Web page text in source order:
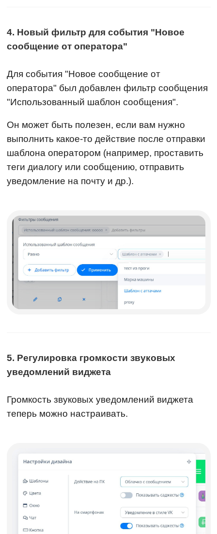
4. Новый фильтр для события "Новое
сообщение от оператора"
Для события "Новое сообщение от
оператора" был добавлен фильтр сообщения
"Использованный шаблон сообщения".
Он может быть полезен, если вам нужно
выполнить какое-то действие после отправки
шаблона оператором (например, проставить
теги диалогу или сообщению, отправить
уведомление на почту и др.).
5. Регулировка громкости звуковых
уведомлений виджета
Громкость звуковых уведомлений виджета
теперь можно настраивать.